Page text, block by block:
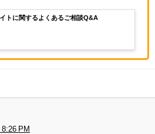
トに関するよくあるご相談Q&A
PM